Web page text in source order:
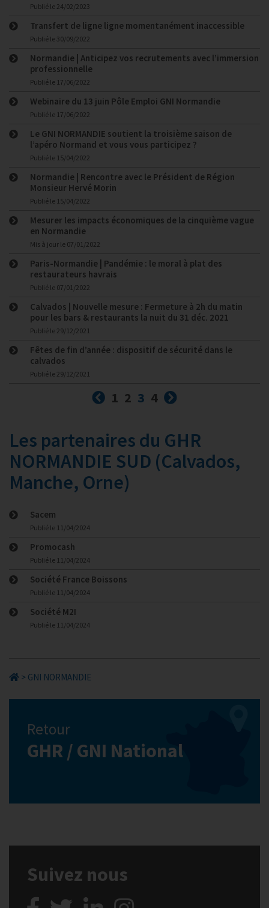
Publié le 24/02/2023
Transfert de ligne ligne momentanément inaccessible
Publié le 30/09/2022
Normandie | Anticipez vos recrutements avec l’immersion
professionnelle
Publié le 17/06/2022
Webinaire du 13 juin Pôle Emploi GNI Normandie
Publié le 17/06/2022
Le GNI NORMANDIE soutient la troisième saison de
l’apéro Normand et vous vous participez ?
Publié le 15/04/2022
Normandie | Rencontre avec le Président de Région
Monsieur Hervé Morin
Publié le 15/04/2022
Mesurer les impacts économiques de la cinquième vague
en Normandie
Mis à jour le 07/01/2022
Paris-Normandie | Pandémie : le moral à plat des
restaurateurs havrais
Publié le 07/01/2022
Calvados | Nouvelle mesure : Fermeture à 2h du matin
pour les bars & restaurants la nuit du 31 déc. 2021
Publié le 29/12/2021
Fêtes de fin d’année : dispositif de sécurité dans le
calvados
Publié le 29/12/2021
Précédent
1 2 3 (courante)
4
Les partenaires du GHR
NORMANDIE SUD (Calvados,
Manche, Orne)
Sacem
Publié le 11/04/2024
Promocash
Publié le 11/04/2024
Société France Boissons
Publié le 11/04/2024
Société M2I
Publié le 11/04/2024
> GNI NORMANDIE
Retour
GHR / GNI National
Suivez nous